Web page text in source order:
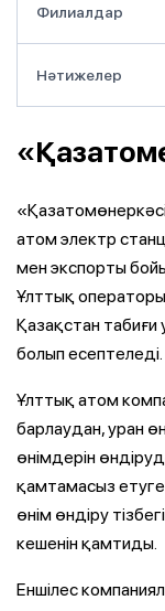
Филиалдар
Нәтижелер
атом электр
мен экспорты
Ұлттық
Қазақстан
болып есептеледі.
Ұлттық атом
барлаудан, уран
өнімдерін
қамтамасыз етуге
өнім өндіру
кешенін қамтиды.
Еншілес